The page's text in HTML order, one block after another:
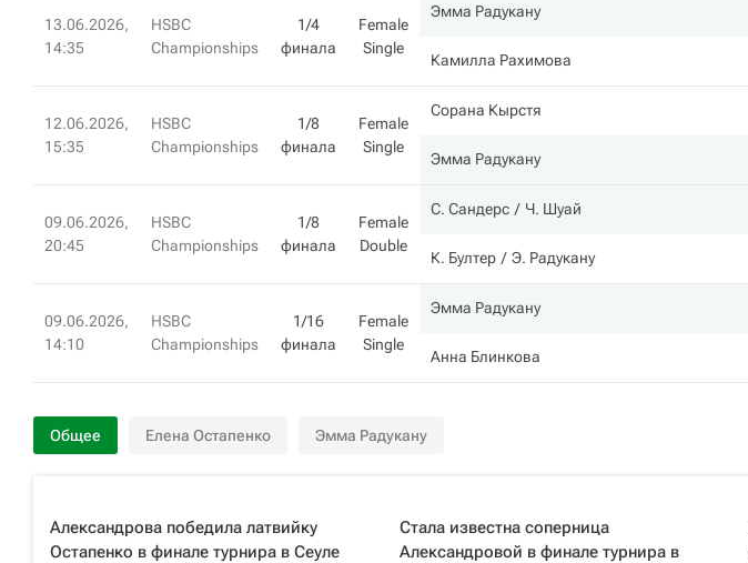
13.06.2026,
14:35
HSBC
Championships
1/4
финала
Female
Single
Эмма Радукану
Камилла Рахимова
12.06.2026,
15:35
HSBC
Championships
1/8
финала
Female
Single
Сорана Кырстя
Эмма Радукану
09.06.2026,
20:45
HSBC
Championships
1/8
финала
Female
Double
С. Сандерс Ч. Шуай
К. Бултер Э. Радукану
09.06.2026,
14:10
HSBC
Championships
1/16
финала
Female
Single
Эмма Радукану
Анна Блинкова
Общее Елена Остапенко Эмма Радукану
Александрова победила латвийку
Остапенко в финале турнира в Сеуле
Стала известна соперница
Александровой в финале турнира в